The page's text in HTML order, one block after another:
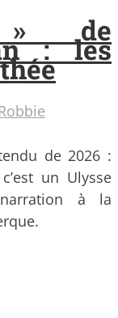
» de
: les
de 2026 :
un Ulysse
à la